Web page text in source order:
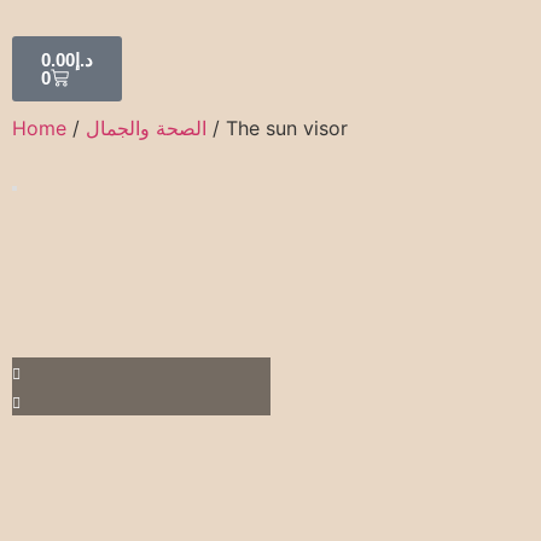
د.إ 0.00
0
Home / الصحة والجمال / The sun visor